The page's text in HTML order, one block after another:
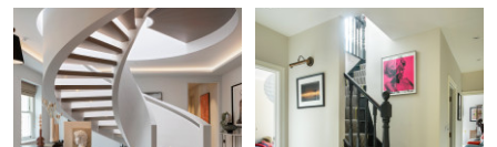
Modern inredning av en
mellanstor rak trappa i trä,
med sättsteg i trä